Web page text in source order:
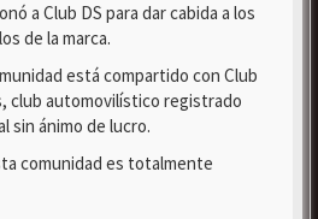
a Club DS para dar cabida a los
de la marca.
está compartido con Club
club automovilístico registrado
sin ánimo de lucro.
comunidad es totalmente